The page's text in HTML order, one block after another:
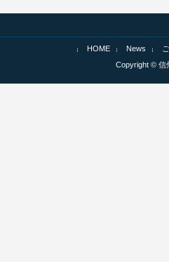
HOME News
Copyright © 信